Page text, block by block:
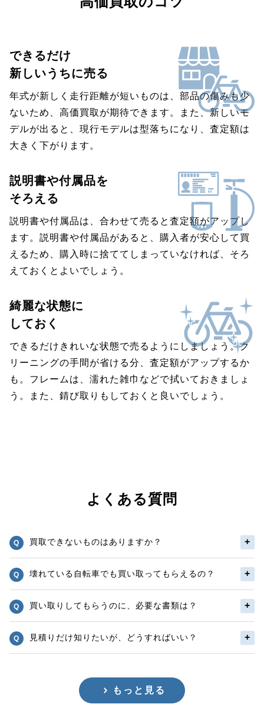
できるだけ
新しいうちに売る
年式が新しく走行距離が短いものは、部品の傷みも少
ないため、高価買取が期待できます。また、新しいモ
デルが出ると、現行モデルは型落ちになり、査定額は
大きく下がります。
説明書や付属品を
そろえる
説明書や付属品は、合わせて売ると査定額がアップし
ます。説明書や付属品があると、購入者が安心して買
えるため、購入時に捨ててしまっていなければ、そろ
えておくとよいでしょう。
綺麗な状態に
しておく
できるだけきれいな状態で売るようにしましょう。ク
リーニングの手間が省ける分、査定額がアップするか
も。フレームは、濡れた雑巾などで拭いておきましょ
う。また、錆び取りもしておくと良いでしょう。
よくある質問
買取できないものはありますか？
壊れている自転車でも買い取ってもらえるの？
買い取りしてもらうのに、必要な書類は？
見積りだけ知りたいが、どうすればいい？
もっと見る